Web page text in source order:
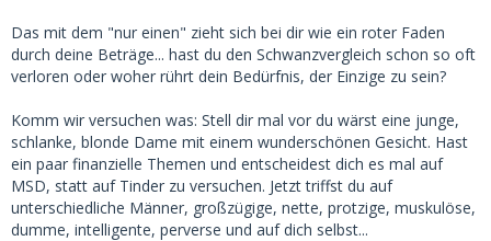
Das mit dem "nur einen" zieht sich bei dir wie ein roter Faden
durch deine Beträge... hast du den Schwanzvergleich schon so oft
verloren oder woher rührt dein Bedürfnis, der Einzige zu sein?
Komm wir versuchen was: Stell dir mal vor du wärst eine junge,
schlanke, blonde Dame mit einem wunderschönen Gesicht. Hast
ein paar finanzielle Themen und entscheidest dich es mal auf
MSD, statt auf Tinder zu versuchen. Jetzt triffst du auf
unterschiedliche Männer, großzügige, nette, protzige, muskulöse,
dumme, intelligente, perverse und auf dich selbst...